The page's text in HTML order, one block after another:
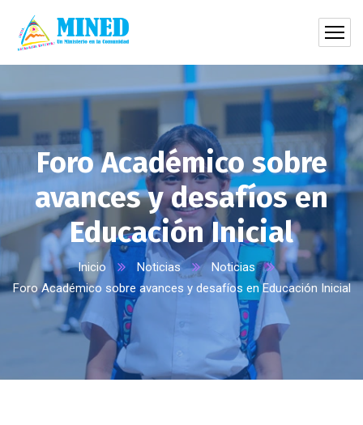
Foro Académico sobre
avances y desafíos en
Educación Inicial
Inicio Noticias
Noticias
Foro Académico sobre avances y desafíos en Educación Inicial